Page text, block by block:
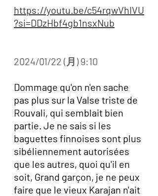
https://youtu.be/c54rqwVhIVU
?si=DDzHbf4gb1nsxNub
2024/01/22 (月) 9:10
Dommage qu'on n'en sache
pas plus sur la Valse triste de
Rouvali, qui semblait bien
partie. Je ne sais si les
baguettes finnoises sont plus
sibéliennement autorisées
que les autres, quoi qu'il en
soit, Grand garçon, je ne peux
faire que le vieux Karajan n'ait